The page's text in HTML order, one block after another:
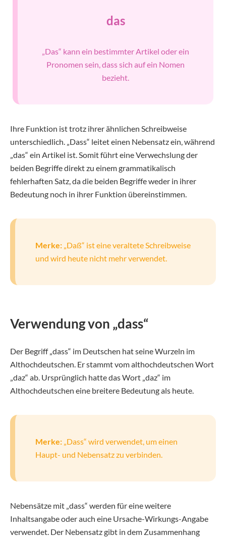
das
„Das“ kann ein bestimmter Artikel oder ein
Pronomen sein, dass sich auf ein Nomen
bezieht.
Ihre Funktion ist trotz ihrer ähnlichen Schreibweise
unterschiedlich. „Dass“ leitet einen Nebensatz ein, während
„das“ ein Artikel ist. Somit führt eine Verwechslung der
beiden Begriffe direkt zu einem grammatikalisch
fehlerhaften Satz, da die beiden Begriffe weder in ihrer
Bedeutung noch in ihrer Funktion übereinstimmen.
Merke: „Daß“ ist eine veraltete Schreibweise
und wird heute nicht mehr verwendet.
Verwendung von „dass“
Der Begriff „dass“ im Deutschen hat seine Wurzeln im
Althochdeutschen. Er stammt vom althochdeutschen Wort
„daz“ ab. Ursprünglich hatte das Wort „daz“ im
Althochdeutschen eine breitere Bedeutung als heute.
Merke: „Dass“ wird verwendet, um einen
Haupt- und Nebensatz zu verbinden.
Nebensätze mit „dass“ werden für eine weitere
Inhaltsangabe oder auch eine Ursache-Wirkungs-Angabe
verwendet. Der Nebensatz gibt in dem Zusammenhang